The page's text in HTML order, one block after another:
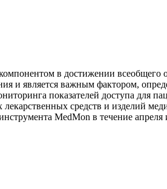
в достижении
и является важным фактором,
показателей доступа для
средств и изделий
MedMon в течение